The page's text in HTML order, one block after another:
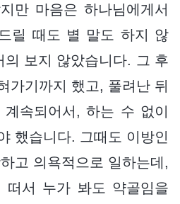
만 마음은 하나님에게서
릴 때도 별 말도 하지 않
의 보지 않았습니다. 그 후
가기까지 했고, 풀려난 뒤
속되어서, 하는 수 없이
했습니다. 그때도 이방인
고 의욕적으로 일하는데,
떠서 누가 봐도 약골임을